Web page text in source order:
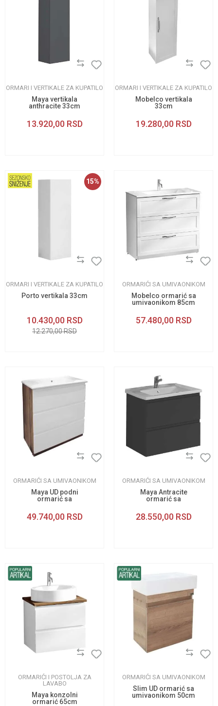
ORMARI I VERTIKALE ZA KUPATILO
Maya vertikala
anthracite 33cm
13.920,00 RSD
ORMARI I VERTIKALE ZA KUPATILO
Mobelco vertikala
33cm
19.280,00 RSD
15%
ORMARI I VERTIKALE ZA KUPATILO
Porto vertikala 33cm
10.430,00 RSD
12.270,00RSD
ORMARIĆI SA UMIVAONIKOM
Mobelco ormarić sa
umivaonikom 85cm
57.480,00 RSD
ORMARIĆI SA UMIVAONIKOM
Maya UD podni
ormarić sa
49.740,00 RSD
ORMARIĆI SA UMIVAONIKOM
Maya Antracite
ormarić sa
28.550,00 RSD
ORMARIĆI I POSTOLJA ZA
LAVABO
Maya konzolni
ormarić 65cm
ORMARIĆI SA UMIVAONIKOM
Slim UD ormarić sa
umivaonikom 50cm